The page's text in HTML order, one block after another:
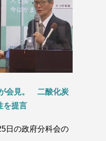
会見。 二酸化炭
を提言
日の政府分科会の